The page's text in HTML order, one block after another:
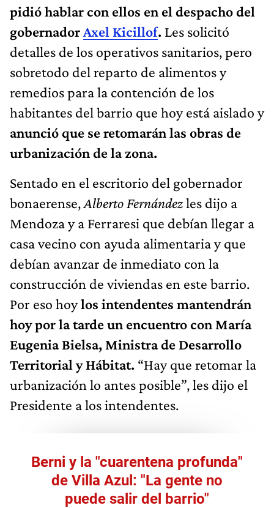
pidió hablar con ellos en el despacho del
gobernadorAxel Kicillof. Les solicitó
detalles de los operativos sanitarios, pero
sobretodo del reparto de alimentos y
remedios para la contención de los
habitantes del barrio que hoy está aislado y
anunció que se retomarán las obras de
urbanización de la zona.
Sentado en el escritorio del gobernador
bonaerense,Alberto Fernándezles dijo a
Mendoza y a Ferraresi que debían llegar a
casa vecino con ayuda alimentaria y que
debían avanzar de inmediato con la
construcción de viviendas en este barrio.
Por eso hoylos intendentes mantendrán
hoy por la tarde un encuentro con María
Eugenia Bielsa, Ministra de Desarrollo
Territorial y Hábitat. “Hay que retomar la
urbanización lo antes posible”, les dijo el
Presidente a los intendentes.
Berni y la "cuarentena profunda"
de Villa Azul: "La gente no
puede salir del barrio"